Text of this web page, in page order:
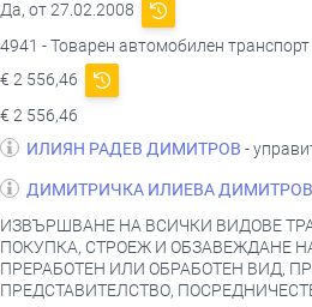
Да, от 27.02.2008
4941 - Товарен автомобилен транспорт
€ 2 556,46
€ 2 556,46
ИЛИЯН РАДЕВ ДИМИТРОВ -
ДИМИТРИЧКА ИЛИЕВА
ИЗВЪРШВАНЕ НА ВСИЧКИ ВИДОВЕ
ПОКУПКА, СТРОЕЖ И ОБЗАВЕЖДАНЕ
ПРЕРАБОТЕН ИЛИ ОБРАБОТЕН ВИД,
ПРЕДСТАВИТЕЛСТВО,